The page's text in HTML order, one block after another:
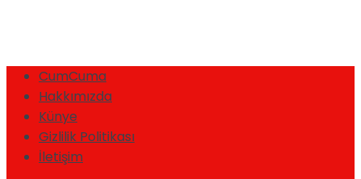
CumCuma
Hakkımızda
Künye
Gizlilik Politikası
İletişim